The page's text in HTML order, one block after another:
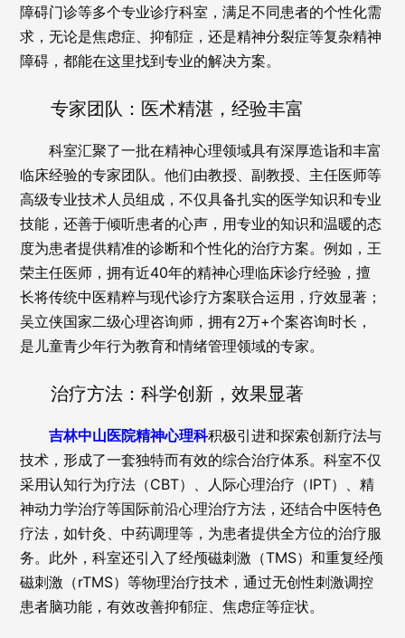
障碍门诊等多个专业诊疗科室，满足不同患者的个性化需
求，无论是焦虑症、抑郁症，还是精神分裂症等复杂精神
障碍，都能在这里找到专业的解决方案。
专家团队：医术精湛，经验丰富
科室汇聚了一批在精神心理领域具有深厚造诣和丰富
临床经验的专家团队。他们由教授、副教授、主任医师等
高级专业技术人员组成，不仅具备扎实的医学知识和专业
技能，还善于倾听患者的心声，用专业的知识和温暖的态
度为患者提供精准的诊断和个性化的治疗方案。例如，王
荣主任医师，拥有近40年的精神心理临床诊疗经验，擅
长将传统中医精粹与现代诊疗方案联合运用，疗效显著；
吴立侠国家二级心理咨询师，拥有2万+个案咨询时长，
是儿童青少年行为教育和情绪管理领域的专家。
治疗方法：科学创新，效果显著
吉林中山医院精神心理科积极引进和探索创新疗法与
技术，形成了一套独特而有效的综合治疗体系。科室不仅
采用认知行为疗法（CBT）、人际心理治疗（IPT）、精
神动力学治疗等国际前沿心理治疗方法，还结合中医特色
疗法，如针灸、中药调理等，为患者提供全方位的治疗服
务。此外，科室还引入了经颅磁刺激（TMS）和重复经颅
磁刺激（rTMS）等物理治疗技术，通过无创性刺激调控
患者脑功能，有效改善抑郁症、焦虑症等症状。